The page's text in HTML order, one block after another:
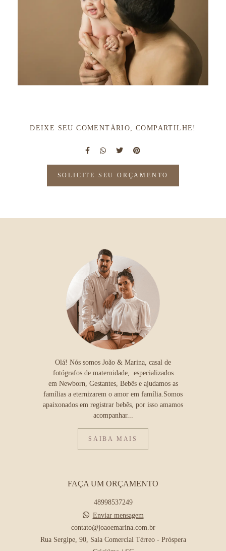
DEIXE SEU COMENTÁRIO, COMPARTILHE!
SOLICITE SEU ORÇAMENTO
Olá! Nós somos João & Marina, casal de
fotógrafos de maternidade, especializados
em Newborn, Gestantes, Bebês e ajudamos as
famílias a eternizarem o amor em família.Somos
apaixonados em registrar bebês, por isso amamos
acompanhar...
SAIBA MAIS
FAÇA UM ORÇAMENTO
48998537249
Enviar mensagem
contato@joaoemarina.com.br
Rua Sergipe, 90, Sala Comercial Térreo - Próspera